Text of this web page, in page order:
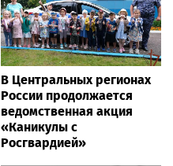
В Центральных регионах
России продолжается
ведомственная акция
«Каникулы с
Росгвардией»